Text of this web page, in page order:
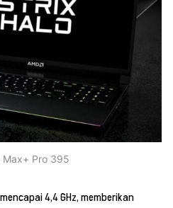
Max+ Pro 395
4,4 GHz, memberikan